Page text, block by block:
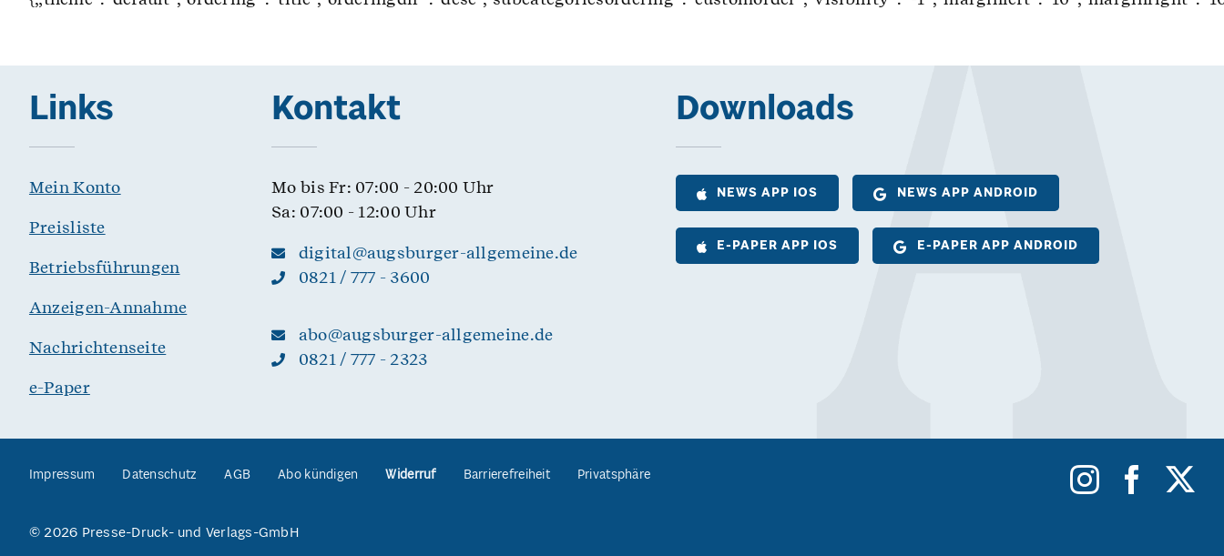
Links
Mein Konto
Preisliste
Betriebsführungen
Anzeigen-Annahme
Nachrichtenseite
e-Paper
Kontakt
Mo bis Fr: 07:00 - 20:00 Uhr
Sa: 07:00 - 12:00 Uhr
digital@augsburger-allgemeine.de
0821 / 777 - 3600
abo@augsburger-allgemeine.de
0821 / 777 - 2323
Downloads
NEWS APP IOS NEWS APP ANDROID
E-PAPER APP IOS E-PAPER APP ANDROID
Impressum Datenschutz AGB Abo kündigen Widerruf Barrierefreiheit Privatsphäre
© 2026 Presse-Druck- und Verlags-GmbH